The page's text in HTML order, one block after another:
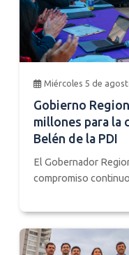
Miércoles 5 de
Gobierno
millones para la
Belén de la PDI
El Gobernador
compromiso